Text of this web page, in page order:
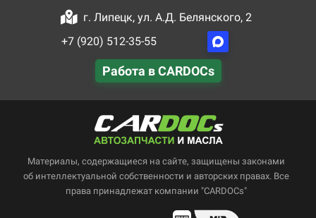
г. Липецк, ул. А.Д. Белянского, 2
+7 (920) 512-35-55
Работа в CARDOCs
Материалы, содержащиеся на сайте, защищены законами
об интеллектуальной собственности и авторских правах. Все
права принадлежат компании "CARDOCs"